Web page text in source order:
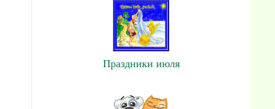
Праздники июля